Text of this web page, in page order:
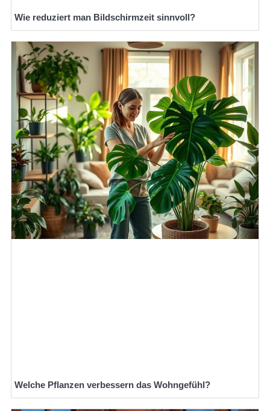
Wie reduziert man Bildschirmzeit sinnvoll?
Welche Pflanzen verbessern das Wohngefühl?